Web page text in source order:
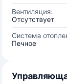
Вентиляция:
Отсутствует
Система
Печное